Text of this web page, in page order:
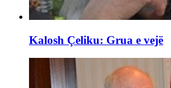
Kalosh Çeliku: Grua e vejë